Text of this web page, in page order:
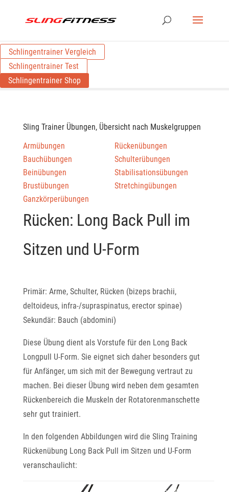
Schlingentrainer Vergleich
Schlingentrainer Test
Schlingentrainer Shop
Sling Trainer Übungen, Übersicht nach Muskelgruppen
Armübungen
Bauchübungen
Beinübungen
Brustübungen
Ganzkörperübungen
Rückenübungen
Schulterübungen
Stabilisationsübungen
Stretchingübungen
Rücken: Long Back Pull im
Sitzen und U-Form
Primär: Arme, Schulter, Rücken (bizeps brachii,
deltoideus, infra-/supraspinatus, erector spinae)
Sekundär: Bauch (abdomini)
Diese Übung dient als Vorstufe für den Long Back
Longpull U-Form. Sie eignet sich daher besonders gut
für Anfänger, um sich mit der Bewegung vertraut zu
machen. Bei dieser Übung wird neben dem gesamten
Rückenbereich die Muskeln der Rotatorenmanschette
sehr gut trainiert.
In den folgenden Abbildungen wird die Sling Training
Rückenübung Long Back Pull im Sitzen und U-Form
veranschaulicht: